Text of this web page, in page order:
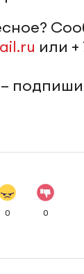
или +
0 0